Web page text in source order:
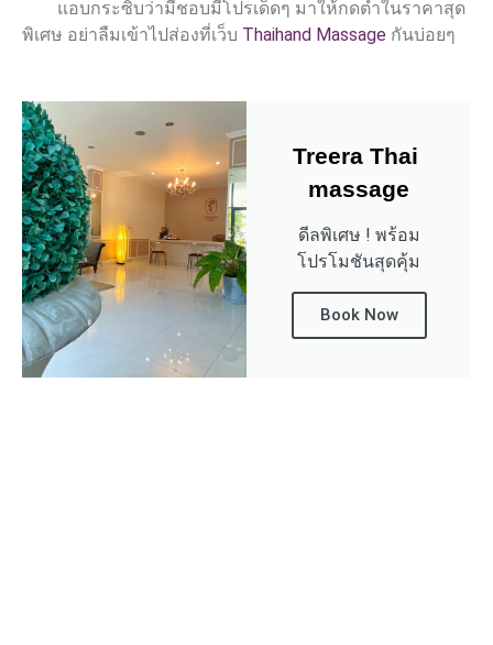
แอบกระซิบว่ามีชอบมีโปรเด็ดๆ มาให้กดตำในราคาสุด
พิเศษ อย่าลืมเข้าไปส่องที่เว็บ Thaihand Massage กันบ่อยๆ
Treera Thai
massage
ดีลพิเศษ ! พร้อม
โปรโมชันสุดคุ้ม
Book Now